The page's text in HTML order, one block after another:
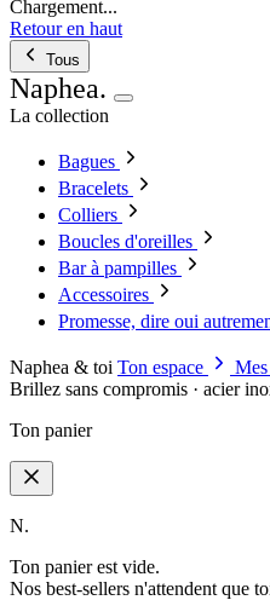
Chargement...
Retour en haut
Tous
Naphea.
La collection
Bagues
Bracelets
Colliers
Boucles d'oreilles
Bar à pampilles
Accessoires
Promesse, dire oui
Naphea & toi Ton espace
Brillez sans compromis · acier
Ton panier
N.
Ton panier est vide.
Nos best-sellers n'attendent que